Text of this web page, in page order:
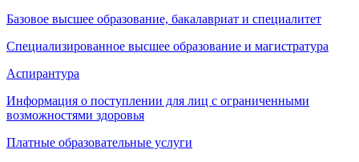
Базовое высшее образование, бакалавриат и специалитет
Специализированное высшее образование и магистратура
Аспирантура
Информация о поступлении для лиц с ограниченными
возможностями здоровья
Платные образовательные услуги